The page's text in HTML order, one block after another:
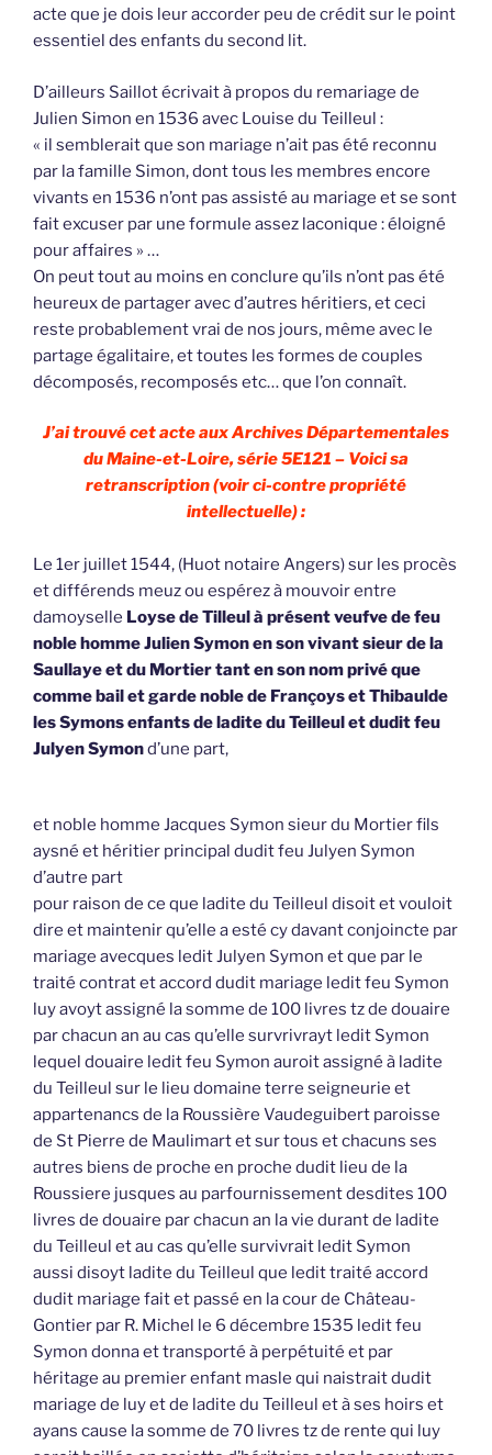
acte que je dois leur accorder peu de crédit sur le point
essentiel des enfants du second lit.
D’ailleurs Saillot écrivait à propos du remariage de
Julien Simon en 1536 avec Louise du Teilleul :
« il semblerait que son mariage n’ait pas été reconnu
par la famille Simon, dont tous les membres encore
vivants en 1536 n’ont pas assisté au mariage et se sont
fait excuser par une formule assez laconique : éloigné
pour affaires » …
On peut tout au moins en conclure qu’ils n’ont pas été
heureux de partager avec d’autres héritiers, et ceci
reste probablement vrai de nos jours, même avec le
partage égalitaire, et toutes les formes de couples
décomposés, recomposés etc… que l’on connaît.
J’ai trouvé cet acte aux Archives Départementales
du Maine-et-Loire, série 5E121 – Voici sa
retranscription (voir ci-contre propriété
intellectuelle) :
Le 1er juillet 1544, (Huot notaire Angers) sur les procès
et différends meuz ou espérez à mouvoir entre
damoyselle Loyse de Tilleul à présent veufve de feu
noble homme Julien Symon en son vivant sieur de la
Saullaye et du Mortier tant en son nom privé que
comme bail et garde noble de Françoys et Thibaulde
les Symons enfants de ladite du Teilleul et dudit feu
Julyen Symond’une part,
et noble homme Jacques Symon sieur du Mortier fils
aysné et héritier principal dudit feu Julyen Symon
d’autre part
pour raison de ce que ladite du Teilleul disoit et vouloit
dire et maintenir qu’elle a esté cy davant conjoincte par
mariage avecques ledit Julyen Symon et que par le
traité contrat et accord dudit mariage ledit feu Symon
luy avoyt assigné la somme de 100 livres tz de douaire
par chacun an au cas qu’elle survrivrayt ledit Symon
lequel douaire ledit feu Symon auroit assigné à ladite
du Teilleul sur le lieu domaine terre seigneurie et
appartenancs de la Roussière Vaudeguibert paroisse
de St Pierre de Maulimart et sur tous et chacuns ses
autres biens de proche en proche dudit lieu de la
Roussiere jusques au parfournissement desdites 100
livres de douaire par chacun an la vie durant de ladite
du Teilleul et au cas qu’elle survivrait ledit Symon
aussi disoyt ladite du Teilleul que ledit traité accord
dudit mariage fait et passé en la cour de Château-
Gontier par R. Michel le 6 décembre 1535 ledit feu
Symon donna et transporté à perpétuité et par
héritage au premier enfant masle qui naistrait dudit
mariage de luy et de ladite du Teilleul et à ses hoirs et
ayans cause la somme de 70 livres tz de rente qui luy